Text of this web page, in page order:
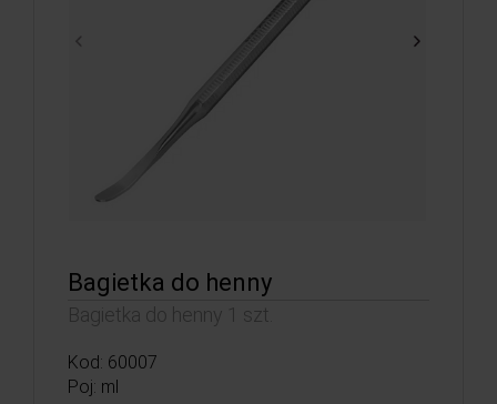
Bagietka do henny
Bagietka do henny 1 szt.
Kod: 60007
Poj: ml